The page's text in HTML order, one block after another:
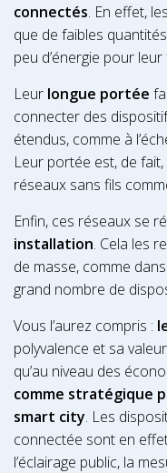
connectés. En effet,
que de faibles
peu d’énergie pour
Leur longue portée
connecter des
étendus, comme à
Leur portée est, de
réseaux sans fils
Enfin, ces réseaux se
installation. Cela les
de masse, comme
grand nombre de
Vous l’aurez compris :
polyvalence et sa
qu’au niveau des
comme stratégique
smart city. Les
connectée sont en
l’éclairage public, la